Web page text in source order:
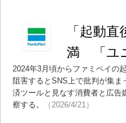
「起動
満 「ユ
2024年3月頃からファミペイの
阻害するとSNS上で批判が集
済ツールと見なす消費者と広告
察する。
（2026/4/21）